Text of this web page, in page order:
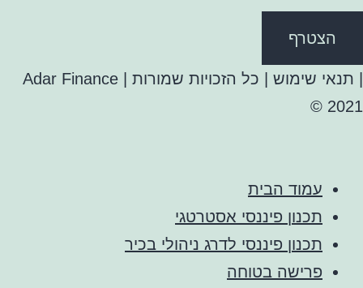
הצטרף
| תנאי שימוש | כל הזכויות שמורות | Adar Finance
2021 ©
עמוד הבית
תכנון פיננסי אסטרטגי
תכנון פיננסי לדרג ניהולי בכיר
פרישה בטוחה